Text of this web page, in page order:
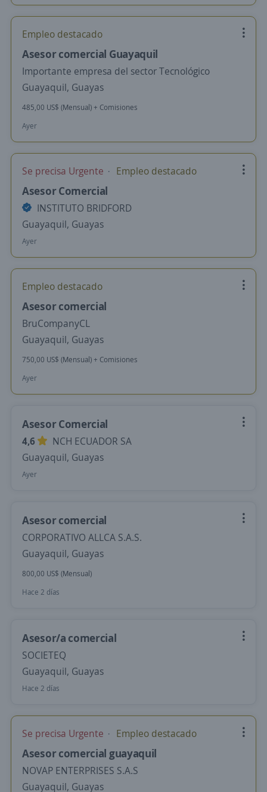
Empleo destacado
Asesor comercial Guayaquil
Importante empresa del sector Tecnológico
Guayaquil, Guayas
485,00 US$ (Mensual) + Comisiones
Ayer
Se precisa Urgente Empleo destacado
Asesor Comercial
INSTITUTO BRIDFORD
Guayaquil, Guayas
Ayer
Empleo destacado
Asesor comercial
BruCompanyCL
Guayaquil, Guayas
750,00 US$ (Mensual) + Comisiones
Ayer
Asesor Comercial
4,6
NCH ECUADOR SA
Guayaquil, Guayas
Ayer
Asesor comercial
CORPORATIVO ALLCA S.A.S.
Guayaquil, Guayas
800,00 US$ (Mensual)
Hace 2 días
Asesor/a comercial
SOCIETEQ
Guayaquil, Guayas
Hace 2 días
Se precisa Urgente Empleo destacado
Asesor comercial guayaquil
NOVAP ENTERPRISES S.A.S
Guayaquil, Guayas